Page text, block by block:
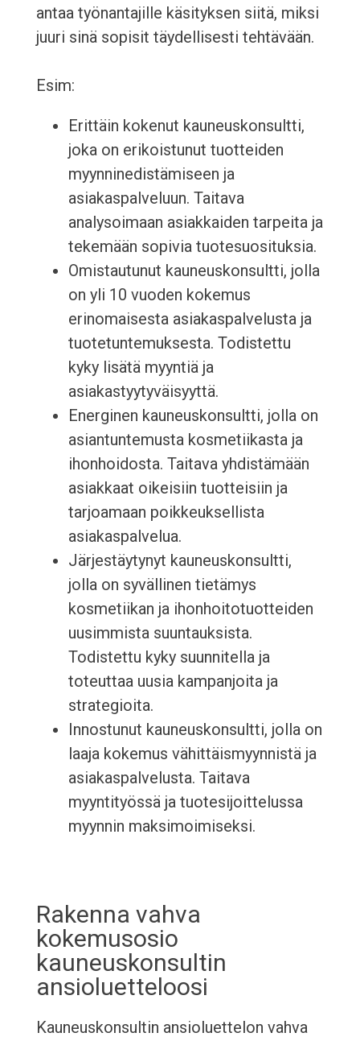
antaa työnantajille käsityksen siitä, miksi
juuri sinä sopisit täydellisesti tehtävään.
Esim:
Erittäin kokenut kauneuskonsultti,
joka on erikoistunut tuotteiden
myynninedistämiseen ja
asiakaspalveluun. Taitava
analysoimaan asiakkaiden tarpeita ja
tekemään sopivia tuotesuosituksia.
Omistautunut kauneuskonsultti, jolla
on yli 10 vuoden kokemus
erinomaisesta asiakaspalvelusta ja
tuotetuntemuksesta. Todistettu
kyky lisätä myyntiä ja
asiakastyytyväisyyttä.
Energinen kauneuskonsultti, jolla on
asiantuntemusta kosmetiikasta ja
ihonhoidosta. Taitava yhdistämään
asiakkaat oikeisiin tuotteisiin ja
tarjoamaan poikkeuksellista
asiakaspalvelua.
Järjestäytynyt kauneuskonsultti,
jolla on syvällinen tietämys
kosmetiikan ja ihonhoitotuotteiden
uusimmista suuntauksista.
Todistettu kyky suunnitella ja
toteuttaa uusia kampanjoita ja
strategioita.
Innostunut kauneuskonsultti, jolla on
laaja kokemus vähittäismyynnistä ja
asiakaspalvelusta. Taitava
myyntityössä ja tuotesijoittelussa
myynnin maksimoimiseksi.
Rakenna vahva
kokemusosio
kauneuskonsultin
ansioluetteloosi
Kauneuskonsultin ansioluettelon vahva